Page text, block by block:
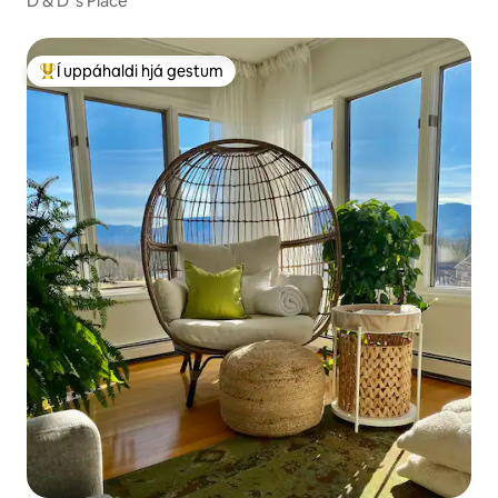
Í mestu uppáhaldi hjá gestum
Í uppáhaldi hjá gestum